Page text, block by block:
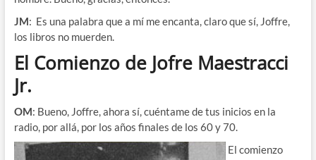
JM: Es una palabra que a mí me encanta, claro que sí, Joffre,
los libros no muerden.
El Comienzo de Jofre Maestracci
Jr.
OM: Bueno, Joffre, ahora sí, cuéntame de tus inicios en la
radio, por allá, por los años finales de los 60 y 70.
El comienzo